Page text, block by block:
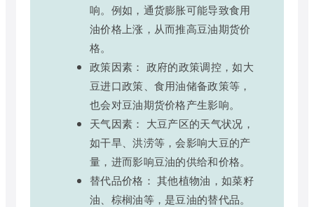
响。例如，通货膨胀可能导致食用
油价格上涨，从而推高豆油期货价
格。
政策因素： 政府的政策调控，如大
豆进口政策、食用油储备政策等，
也会对豆油期货价格产生影响。
天气因素： 大豆产区的天气状况，
如干旱、洪涝等，会影响大豆的产
量，进而影响豆油的供给和价格。
替代品价格： 其他植物油，如菜籽
油、棕榈油等，是豆油的替代品。